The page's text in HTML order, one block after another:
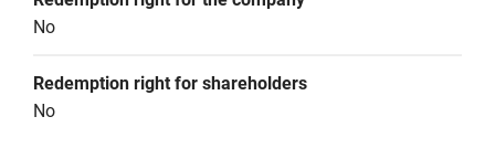
No
Redemption right for shareholders
No